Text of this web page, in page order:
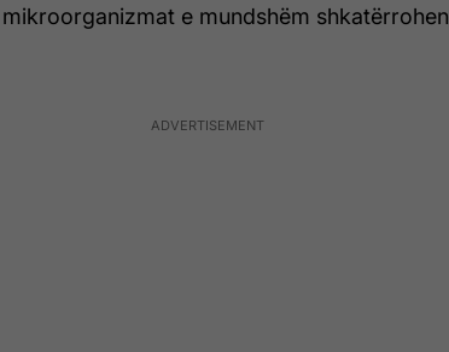
e mundshëm